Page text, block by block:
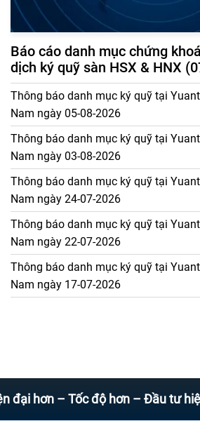
Báo cáo danh mục chứng
dịch ký quỹ sàn HSX & HNX
Thông báo danh mục ký quỹ tại
Nam ngày 05-08-2026
Thông báo danh mục ký quỹ tại
Nam ngày 03-08-2026
Thông báo danh mục ký quỹ tại
Nam ngày 24-07-2026
Thông báo danh mục ký quỹ tại
Nam ngày 22-07-2026
Thông báo danh mục ký quỹ tại
Nam ngày 17-07-2026
– Tốc độ hơn – Đầu tư hiệu quả